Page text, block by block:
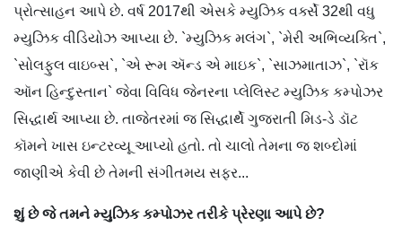
પ્રોત્સાહન આપે છે. વર્ષ 2017થી એસકે મ્યુઝિક વર્ક્સે 32થી વધુ
મ્યુઝિક વીડિયોઝ આપ્યા છે. `મ્યુઝિક મલંગ`, `મેરી અભિવ્યક્તિ`,
`સોલફુલ વાઇબ્સ`, `એ રૂમ ઍન્ડ એ માઇક`, `સાઝમાતાઝ`, `રૉક
ઑન હિન્દુસ્તાન` જેવા વિવિધ જેનરના પ્લેલિસ્ટ મ્યુઝિક કમ્પોઝર
સિદ્ધાર્થ આપ્યા છે. તાજેતરમાં જ સિદ્ધાર્થે ગુજરાતી મિડ-ડે ડૉટ
કૉમને ખાસ ઇન્ટરવ્યૂ આપ્યો હતો. તો ચાલો તેમના જ શબ્દોમાં
જાણીએ કેવી છે તેમની સંગીતમય સફર...
શું છે જે તમને મ્યુઝિક કમ્પોઝર તરીકે પ્રેરણા આપે છે?